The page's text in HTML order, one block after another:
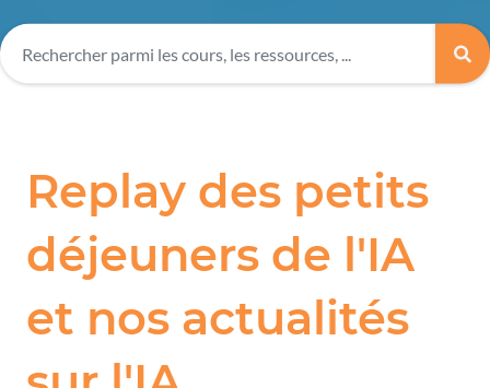
Replay des petits
déjeuners de l'IA
et nos actualités